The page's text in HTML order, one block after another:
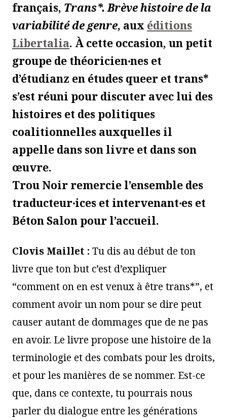
français, Trans*. Brève histoire de la
variabilité de genre, aux éditions
Libertalia. À cette occasion, un petit
groupe de théoricien‧nes et
d’étudianz en études queer et trans*
s’est réuni pour discuter avec lui des
histoires et des politiques
coalitionnelles auxquelles il
appelle dans son livre et dans son
œuvre.
Trou Noir remercie l’ensemble des
traducteur‧ices et intervenant‧es et
Béton Salon pour l’accueil.
Clovis Maillet : Tu dis au début de ton
livre que ton but c’est d’expliquer
“comment on en est venux à être trans*”, et
comment avoir un nom pour se dire peut
causer autant de dommages que de ne pas
en avoir. Le livre propose une histoire de la
terminologie et des combats pour les droits,
et pour les manières de se nommer. Est-ce
que, dans ce contexte, tu pourrais nous
parler du dialogue entre les générations